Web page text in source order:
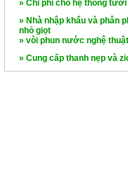
» Chi phí cho hệ thống
» Nhà nhập khẩu và phân
nhỏ giọt
» vòi phun nước nghệ
» Cung cấp thanh nẹp và